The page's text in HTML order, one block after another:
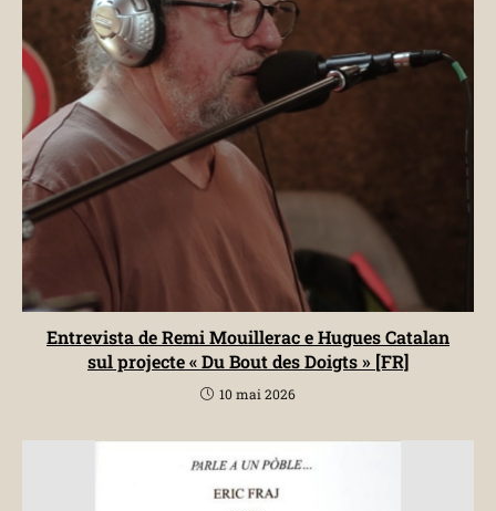
Entrevista de Remi Mouillerac e Hugues Catalan
sul projecte « Du Bout des Doigts » [FR]
10 mai 2026